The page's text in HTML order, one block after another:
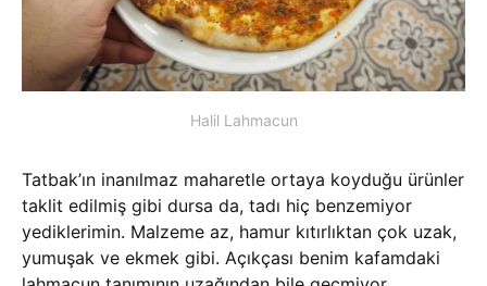
Halil Lahmacun
Tatbak’ın inanılmaz maharetle ortaya koyduğu ürünler
taklit edilmiş gibi dursa da, tadı hiç benzemiyor
yediklerimin. Malzeme az, hamur kıtırlıktan çok uzak,
yumuşak ve ekmek gibi. Açıkçası benim kafamdaki